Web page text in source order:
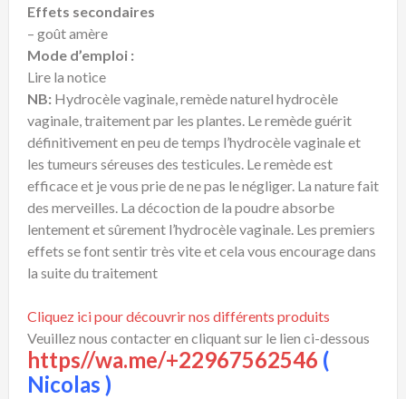
Effets secondaires
– goût amère
Mode d’emploi :
Lire la notice
NB: Hydrocèle vaginale, remède naturel hydrocèle
vaginale, traitement par les plantes. Le remède guérit
définitivement en peu de temps l’hydrocèle vaginale et
les tumeurs séreuses des testicules. Le remède est
efficace et je vous prie de ne pas le négliger. La nature fait
des merveilles. La décoction de la poudre absorbe
lentement et sûrement l’hydrocèle vaginale. Les premiers
effets se font sentir très vite et cela vous encourage dans
la suite du traitement
Cliquez ici pour découvrir nos différents produits
Veuillez nous contacter en cliquant sur le lien ci-dessous
https//wa.me/+22967562546 (
Nicolas )